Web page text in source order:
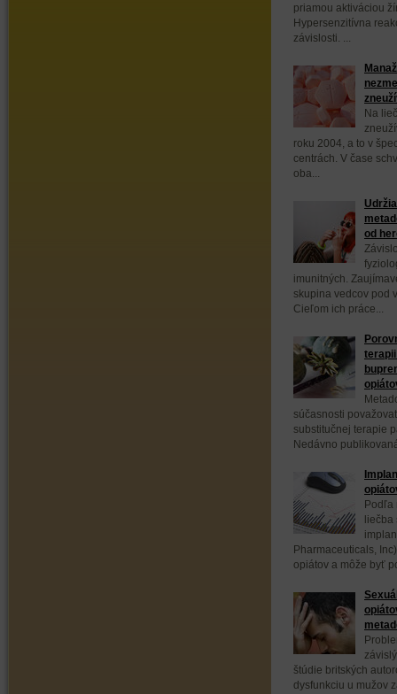
priamou aktiváciou
Hypersenzitívna
závislosti. ...
Na
roku 2004, a to v
centrách. V čase
oba...
od
imunitných.
skupina vedcov pod
Cieľom ich práce...
súčasnosti
substitučnej terapie
Nedávno
Podľa
liečba
Pharmaceuticals,
opiátov a môže byť
štúdie britských
dysfunkciu u mužov